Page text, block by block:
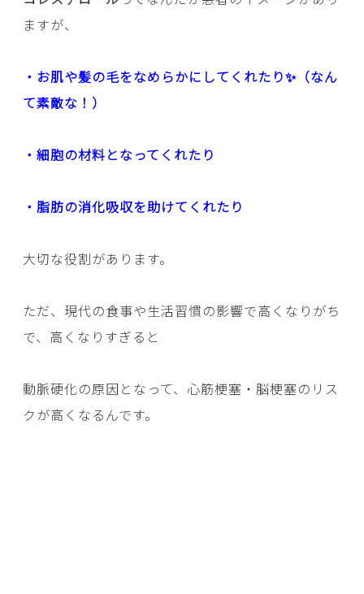
ますが、
・お肌や髪の毛をなめらかにしてくれたり✨（なん
て素敵な！）
・細胞の材料となってくれたり
・脂肪の消化吸収を助けてくれたり
大切な役割があります。
ただ、現代の食事や生活習慣の影響で高くなりがち
で、高くなりすぎると
動脈硬化の原因となって、心筋梗塞・脳梗塞のリス
クが高くなるんです。